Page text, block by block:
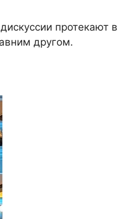
протекают в
другом.